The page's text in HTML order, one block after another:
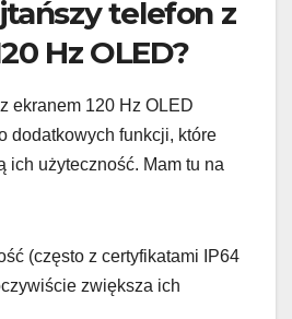
telefon z
Hz OLED?
ekranem 120 Hz OLED
dodatkowych funkcji, które
ich użyteczność. Mam tu na
(często z certyfikatami IP64
zwiększa ich